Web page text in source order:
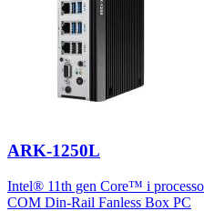
ARK-1250L
Intel® 11th gen Core™ i
COM Din-Rail Fanless Box PC